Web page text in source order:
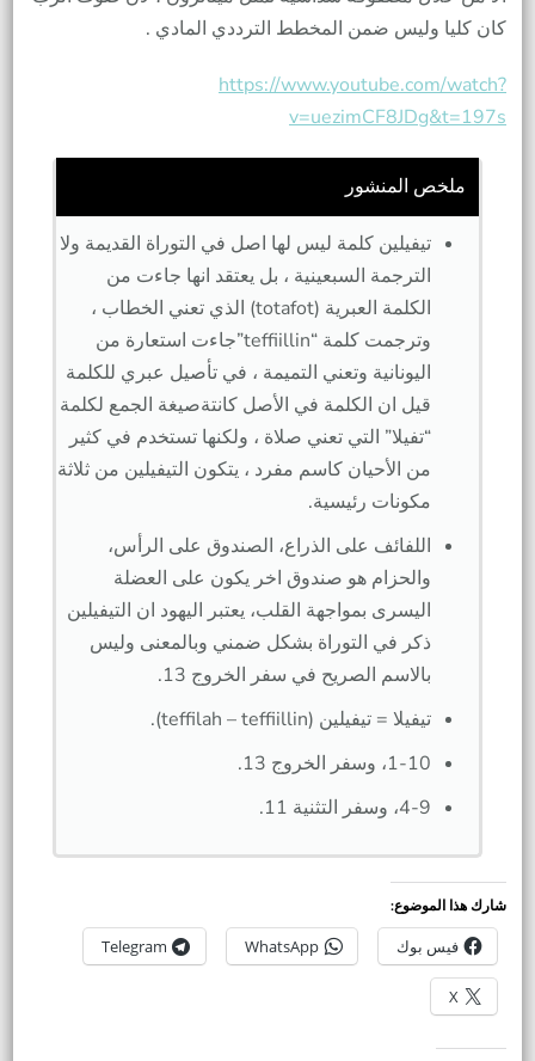
كان كليا وليس ضمن المخطط الترددي المادي .
https://www.youtube.com/watch?
v=uezimCF8JDg&t=197s
ملخص المنشور
تيفيلين كلمة ليس لها اصل في التوراة القديمة ولا
الترجمة السبعينية ، بل يعتقد انها جاءت من
الكلمة العبرية (totafot) الذي تعني الخطاب ،
وترجمت كلمة “teffiillin”جاءت استعارة من
اليونانية وتعني التميمة ، في تأصيل عبري للكلمة
قيل ان الكلمة في الأصل كانتةصيغة الجمع لكلمة
“تفيلا” التي تعني صلاة ، ولكنها تستخدم في كثير
من الأحيان كاسم مفرد ، يتكون التيفيلين من ثلاثة
مكونات رئيسية.
اللفائف على الذراع، الصندوق على الرأس،
والحزام هو صندوق اخر يكون على العضلة
اليسرى بمواجهة القلب، يعتبر اليهود ان التيفيلين
ذكر في التوراة بشكل ضمني وبالمعنى وليس
بالاسم الصريح في سفر الخروج 13.
تيفيلا = تيفيلين (teffilah – teffiillin).
1-10، وسفر الخروج 13.
4-9، وسفر التثنية 11.
شارك هذا الموضوع:
فيس بوك WhatsApp
Telegram
X